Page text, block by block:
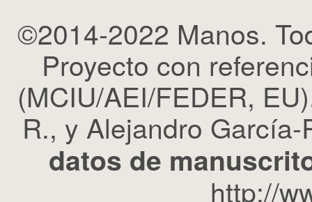
©2014-2022 Manos.
Proyecto con
(MCIU/AEI/FEDER,
R., y Alejandro
datos de
http://